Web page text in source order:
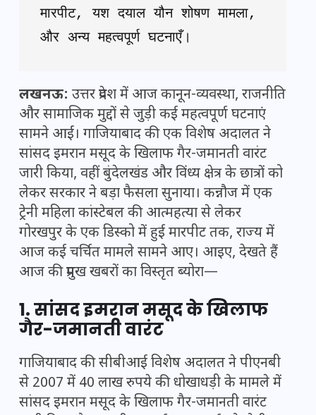
मारपीट, यश दयाल यौन शोषण मामला,
और अन्य महत्वपूर्ण घटनाएँ।
लखनऊ: उत्तर प्रदेश में आज कानून-व्यवस्था, राजनीति
और सामाजिक मुद्दों से जुड़ी कई महत्वपूर्ण घटनाएं
सामने आईं। गाजियाबाद की एक विशेष अदालत ने
सांसद इमरान मसूद के खिलाफ गैर-जमानती वारंट
जारी किया, वहीं बुंदेलखंड और विंध्य क्षेत्र के छात्रों को
लेकर सरकार ने बड़ा फैसला सुनाया। कन्नौज में एक
ट्रेनी महिला कांस्टेबल की आत्महत्या से लेकर
गोरखपुर के एक डिस्को में हुई मारपीट तक, राज्य में
आज कई चर्चित मामले सामने आए। आइए, देखते हैं
आज की प्रमुख खबरों का विस्तृत ब्योरा—
1. सांसद इमरान मसूद के खिलाफ
गैर-जमानती वारंट
गाजियाबाद की सीबीआई विशेष अदालत ने पीएनबी
से 2007 में 40 लाख रुपये की धोखाधड़ी के मामले में
सांसद इमरान मसूद के खिलाफ गैर-जमानती वारंट